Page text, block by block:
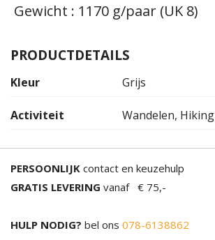
Gewicht : 1170 g/paar (UK 8)
PRODUCTDETAILS
Kleur Grijs
Activiteit Wandelen, Hiking
PERSOONLIJK contact en keuzehulp
GRATIS LEVERING vanaf € 75,-
HULP NODIG? bel ons 078-6138862